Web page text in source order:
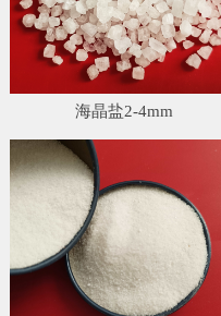
海晶盐2-4mm